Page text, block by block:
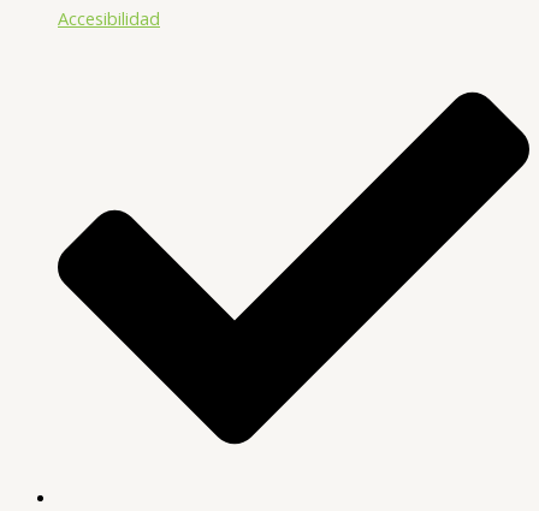
Accesibilidad